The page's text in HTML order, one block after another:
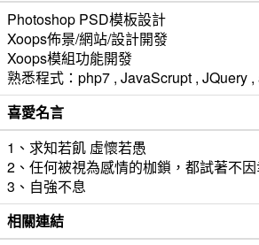
Photoshop PSD模板設計
Xoops佈景/網站/設計開發
Xoops模組功能開發
熟悉程式：php7 , JavaScrupt , JQuery
喜愛名言
1、求知若飢 虛懷若愚
2、任何被視為感情的枷鎖，都試著不
3、自強不息
相關連結